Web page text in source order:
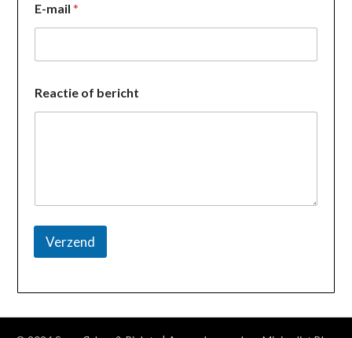
a
m
-
a
E-mail*
Reactie of bericht
Verzend